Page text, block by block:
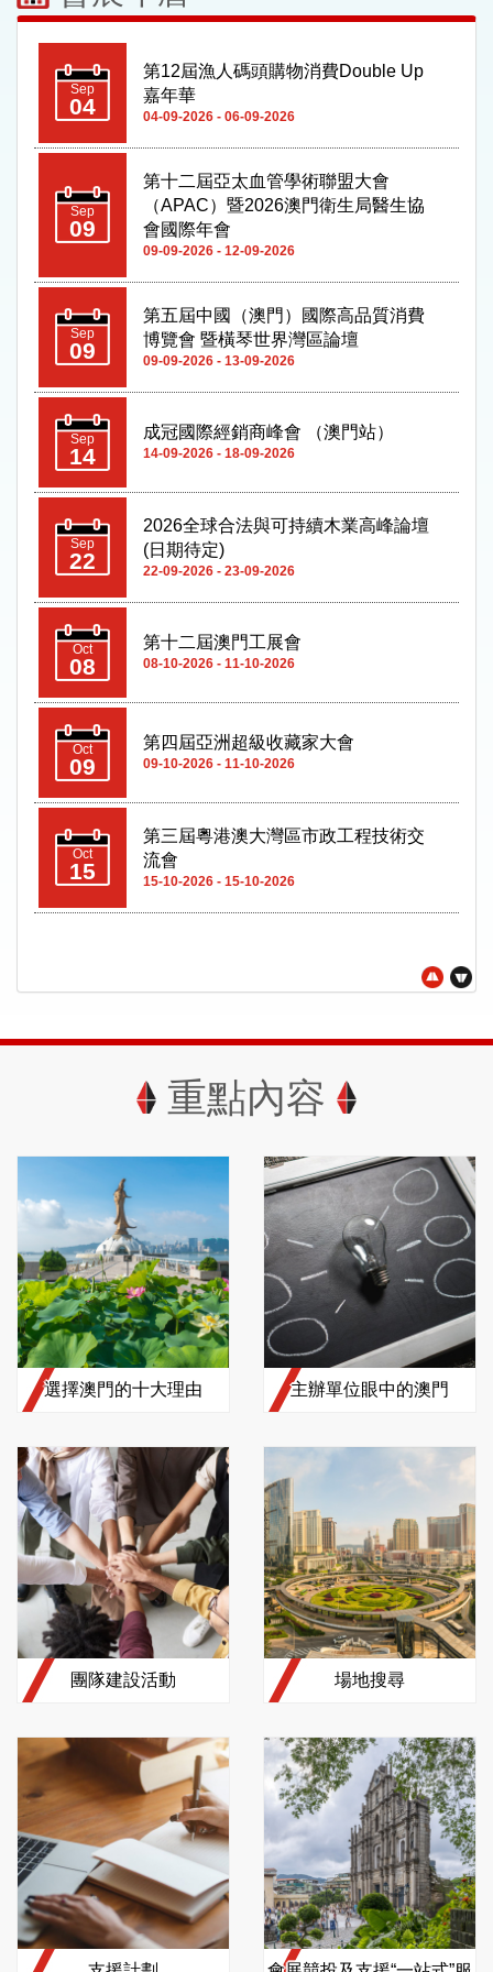
Sep
04
第12屆漁人碼頭購物消費Double Up
嘉年華
04-09-2026 - 06-09-2026
Sep
09
第十二屆亞太血管學術聯盟大會
（APAC）暨2026澳門衛生局醫生協
會國際年會
09-09-2026 - 12-09-2026
Sep
09
第五屆中國（澳門）國際高品質消費
博覽會 暨橫琴世界灣區論壇
09-09-2026 - 13-09-2026
Sep
14
成冠國際經銷商峰會 （澳門站）
14-09-2026 - 18-09-2026
Sep
22
2026全球合法與可持續木業高峰論壇
(日期待定)
Oct
08
第十二屆澳門工展會
08-10-2026 - 11-10-2026
Oct
09
第四屆亞洲超級收藏家大會
09-10-2026 - 11-10-2026
Oct
15
第三屆粵港澳大灣區市政工程技術交
流會
Oct
21
澳門國際品牌連鎖加盟展2026
21-10-2026 - 24-10-2026
重點內容
選擇澳門的十大理由 主辦單位眼中的澳門
團隊建設活動 場地搜尋